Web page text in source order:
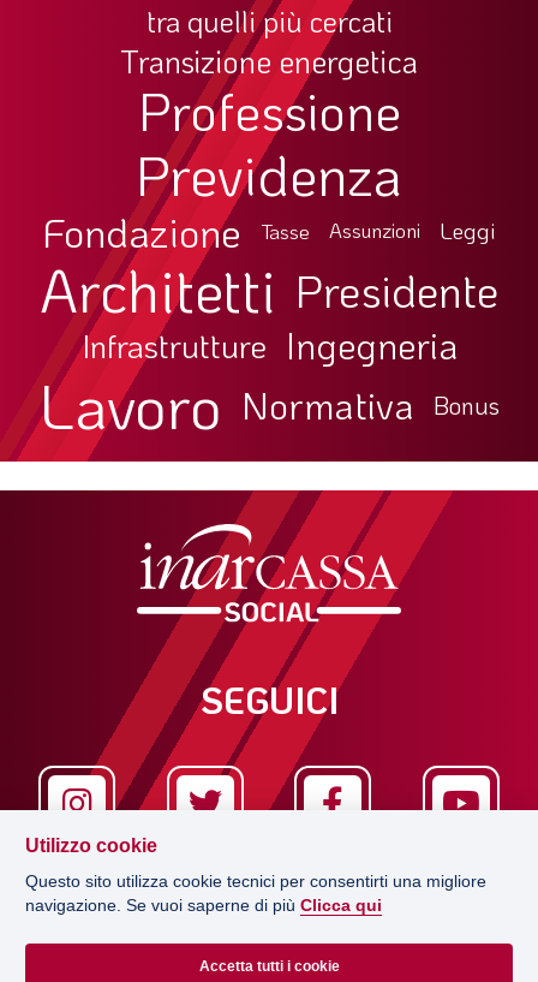
tra quelli più cercati
Transizione energetica
Professione
Previdenza
Fondazione Tasse Assunzioni Leggi
Architetti Presidente
Infrastrutture Ingegneria
Lavoro Normativa Bonus
SEGUICI
EDITRICE
Utilizzo cookie
Questo sito utilizza cookie tecnici per consentirti una migliore
navigazione. Se vuoi saperne di più Clicca qui
Accetta tutti i cookie